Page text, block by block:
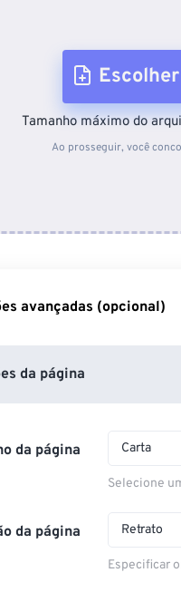
Do
Tamanho máximo do
Ao prosseguir, você
avançadas (opcional)
da página
da página Carta
Selecione
da página Retrato
Especificar